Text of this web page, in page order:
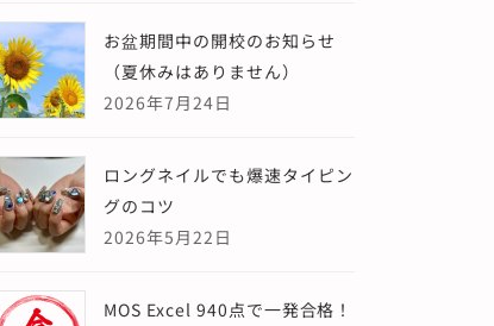
お盆期間中の開校のお知らせ
（夏休みはありません）
2026年7月24日
ロングネイルでも爆速タイピン
グのコツ
2026年5月22日
MOS Excel 940点で一発合格！